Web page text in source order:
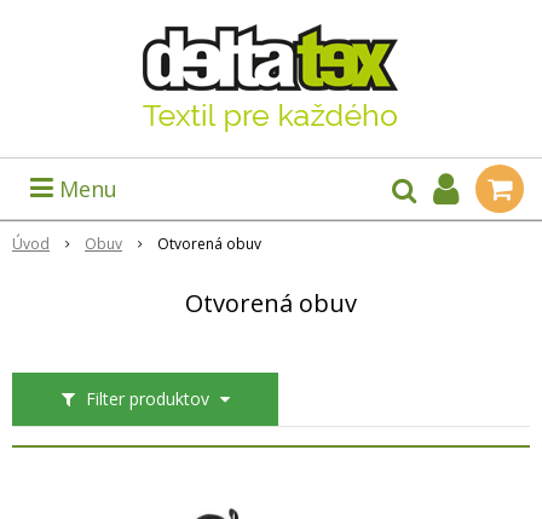
Menu
Úvod Obuv Otvorená obuv
Otvorená obuv
Filter produktov